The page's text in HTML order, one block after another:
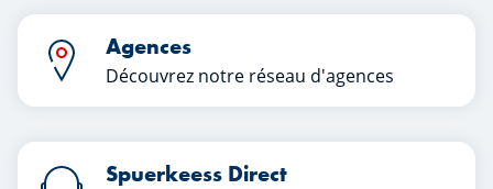
Agences
Découvrez notre réseau d'agences
Spuerkeess Direct